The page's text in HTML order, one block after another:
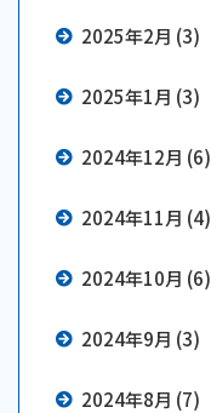
2025年2月 (3)
2025年1月 (3)
2024年12月 (6)
2024年11月 (4)
2024年10月 (6)
2024年9月 (3)
2024年8月 (7)